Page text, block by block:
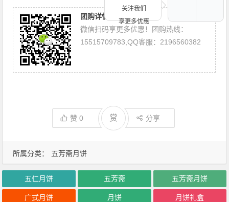
关注我们
享更多优惠
所属分类： 五芳斋月饼
团购详情请联系微信客服
微信扫码享更多优惠！团购热线：
15515709783,QQ客服：2196560382
赞0 赏 分享
五仁月饼 五芳斋 五芳斋月饼
广式月饼 月饼 月饼礼盒